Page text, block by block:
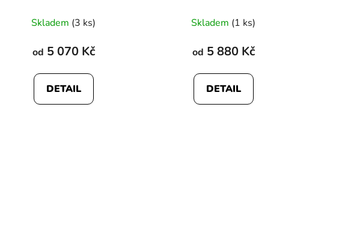
Skladem (3 ks)
od 5 070 Kč
DETAIL
Skladem (1 ks)
od 5 880 Kč
DETAIL